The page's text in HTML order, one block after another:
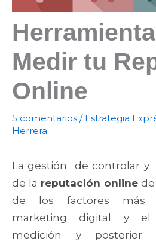
Medir tu
Online
5 comentarios / Estrategia
Herrera
La gestión de controlar y
de la reputación online
de los factores más
marketing digital y
medición y posterior